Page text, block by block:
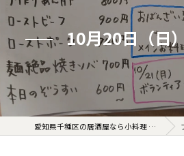
10月20日（日
愛知県千種区の居酒屋なら小料理 久 KYU